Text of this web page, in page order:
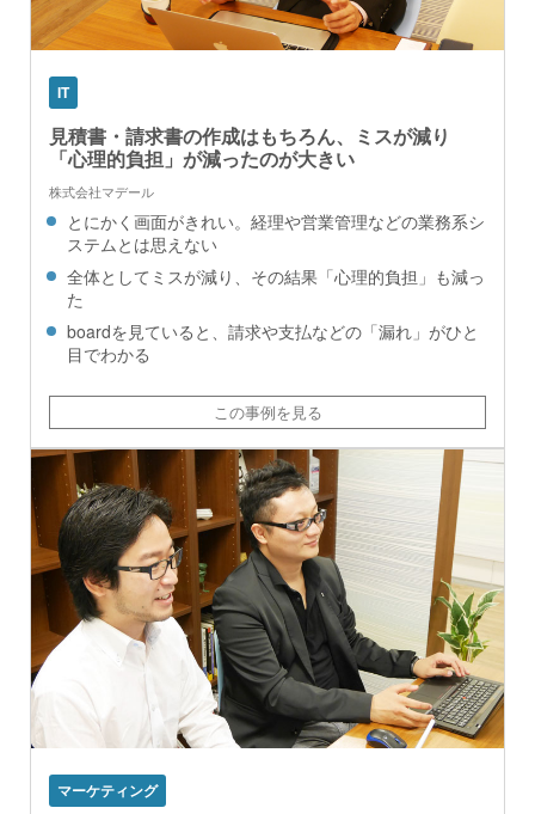
IT
見積書・請求書の作成はもちろん、ミスが減り
「心理的負担」が減ったのが大きい
株式会社マデール
とにかく画面がきれい。経理や営業管理などの業務系シ
ステムとは思えない
全体としてミスが減り、その結果「心理的負担」も減っ
た
boardを見ていると、請求や支払などの「漏れ」がひと
目でわかる
この事例を見る
マーケティング